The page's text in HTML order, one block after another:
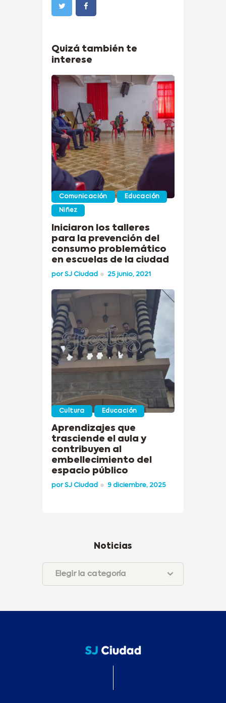
Quizá también te
interese
Comunicación Educación
Niñez
Iniciaron los talleres
para la prevención del
consumo problemático
en escuelas de la ciudad
porSJ Ciudad 25 junio, 2021
Cultura Educación
Aprendizajes que
trasciende el aula y
contribuyen al
embellecimiento del
espacio público
porSJ Ciudad 9 diciembre, 2025
Noticias